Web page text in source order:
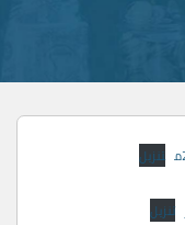
تنزيل
تنزيل